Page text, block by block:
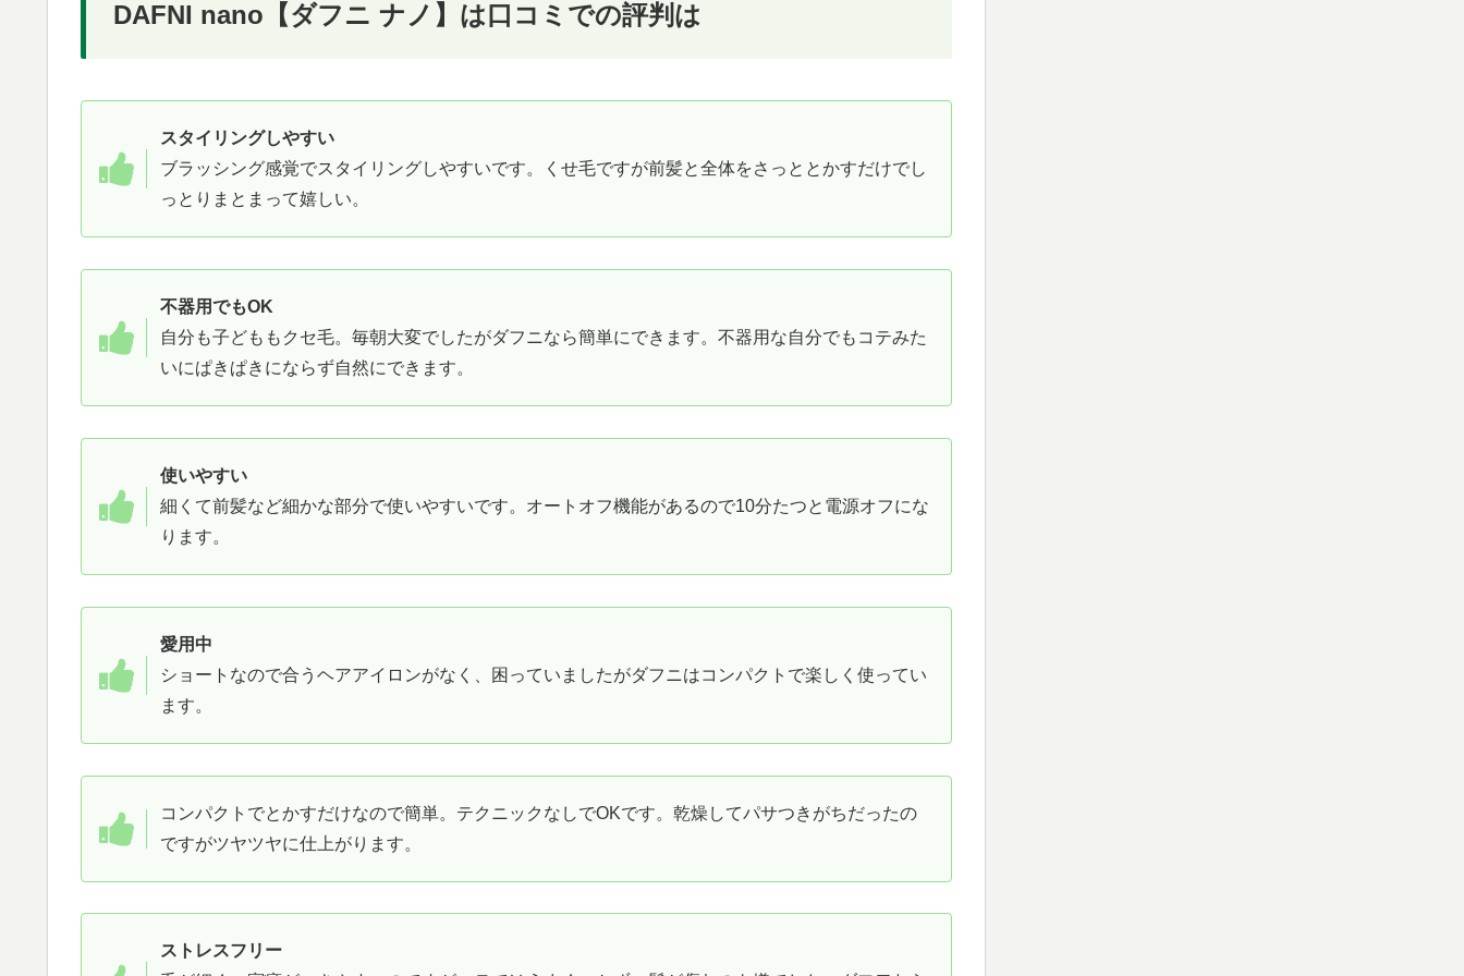
DAFNI nano【ダフニ ナノ】は口コミでの評判は
スタイリングしやすい
ブラッシング感覚でスタイリングしやすいです。くせ毛ですが前髪と全体をさっととかすだけでし
っとりまとまって嬉しい。
不器用でもOK
自分も子どももクセ毛。毎朝大変でしたがダフニなら簡単にできます。不器用な自分でもコテみた
いにぱきぱきにならず自然にできます。
使いやすい
細くて前髪など細かな部分で使いやすいです。オートオフ機能があるので10分たつと電源オフにな
ります。
愛用中
ショートなので合うヘアアイロンがなく、困っていましたがダフニはコンパクトで楽しく使ってい
ます。
コンパクトでとかすだけなので簡単。テクニックなしでOKです。乾燥してパサつきがちだったの
ですがツヤツヤに仕上がります。
ストレスフリー